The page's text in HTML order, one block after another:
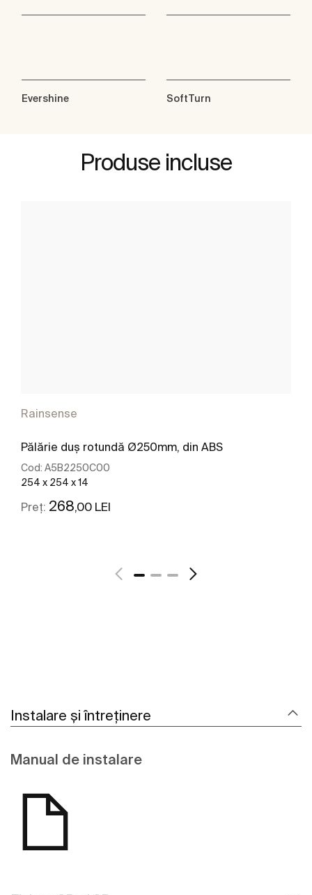
Evershine SoftTurn
Produse incluse
Rainsense
Pălărie duș rotundă Ø250mm, din ABS
Cod: A5B2250C00
254 x 254 x 14
Preț: 268 ,00 LEI
Instalare și întreținere
Manual de instalare